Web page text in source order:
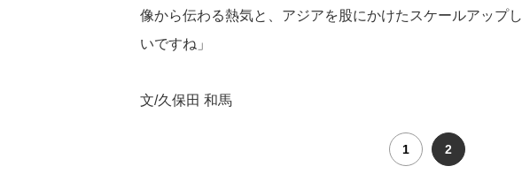
像から伝わる熱気と、アジアを股にかけたスケールアップ
いですね」
文/久保田 和馬
1 2